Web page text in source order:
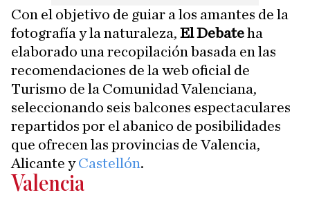
Con el objetivo de guiar a los amantes de la
fotografía y la naturaleza, El Debateha
elaborado una recopilación basada en las
recomendaciones de la web oficial de
Turismo de la Comunidad Valenciana,
seleccionando seis balcones espectaculares
repartidos por el abanico de posibilidades
que ofrecen las provincias de Valencia,
Alicante yCastellón.
Valencia